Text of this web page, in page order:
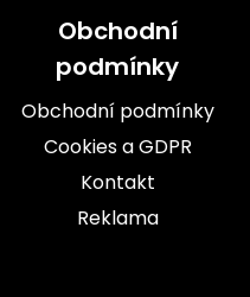
Obchodní
podmínky
Obchodní podmínky
Cookies a GDPR
Kontakt
Reklama